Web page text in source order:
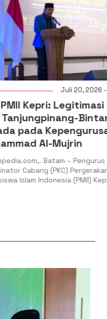
Juli 20, 2026 -Terkini
Kepri: Legitimasi PC
Bintan
Kepengurusan
Al-Mujrin
Batam – Pengurus
(PKC) Pergerakan
Indonesia (PMII) Kepulauan